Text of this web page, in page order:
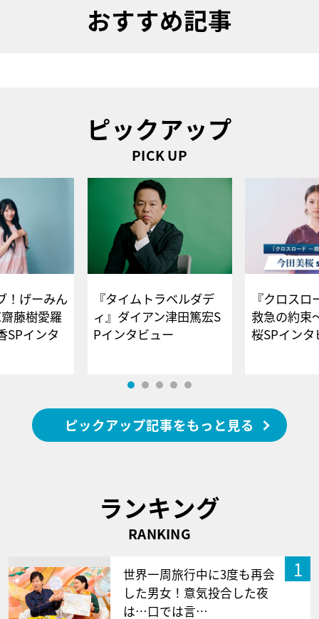
おすすめ記事
ピックアップ
PICK UP
！げーみん
藤樹愛羅
SPインタ
『タイムトラベルダデ
ィ』ダイアン津田篤宏S
Pインタビュー
『クロス
救急の約束
桜SPイ
ピックアップ記事をもっと見る
ランキング
RANKING
1
世界一周旅行中に3度も再会
した男女！意気投合した夜
は…口では言…